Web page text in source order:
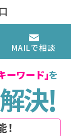
MAILで相談
ーワード」
を
解決!
！